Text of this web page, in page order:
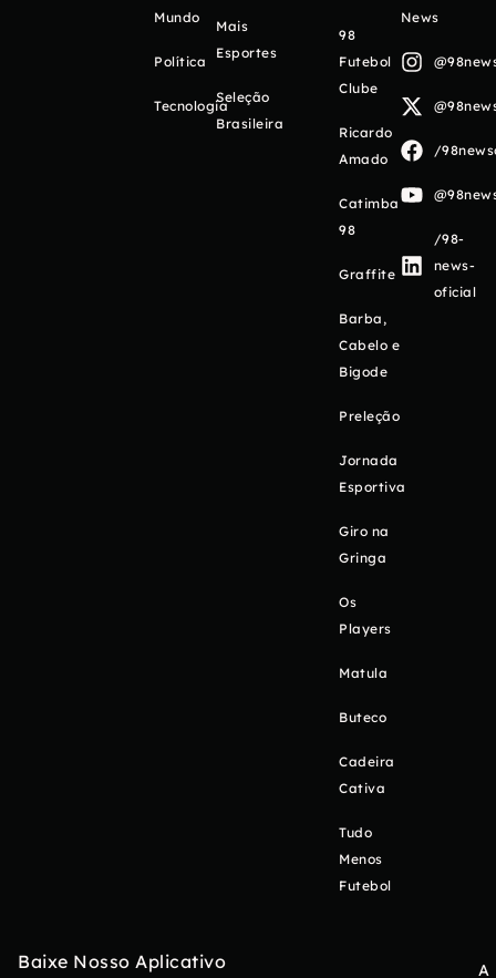
Mundo
Política
Tecnologia
Mais
Esportes
Seleção
Brasileira
98
Futebol
Clube
Ricardo
Amado
Catimba
98
Graffite
Barba,
Cabelo e
Bigode
Preleção
Jornada
Esportiva
Giro na
Gringa
Os
Players
Matula
Buteco
Cadeira
Cativa
Tudo
Menos
Futebol
News
/
/98-
news-
oficial
Baixe Nosso Aplicativo A